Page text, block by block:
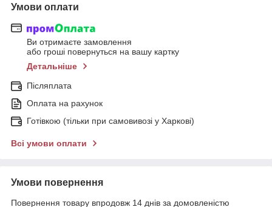
Умови оплати
Ви отримаєте замовлення
або гроші повернуться на вашу картку
Детальніше
Післяплата
Оплата на рахунок
Готівкою (тільки при самовивозі у Харкові)
Всі умови оплати
Умови повернення
Повернення товару впродовж 14 днів за домовленістю